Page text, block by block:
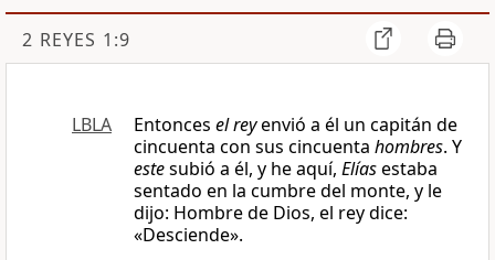
2 REYES 1:9
LBLA Entonces el reyenvió a él un capitán de
cincuenta con sus cincuenta hombres. Y
estesubió a él, y he aquí, Elíasestaba
sentado en la cumbre del monte, y le
dijo: Hombre de Dios, el rey dice:
«Desciende».